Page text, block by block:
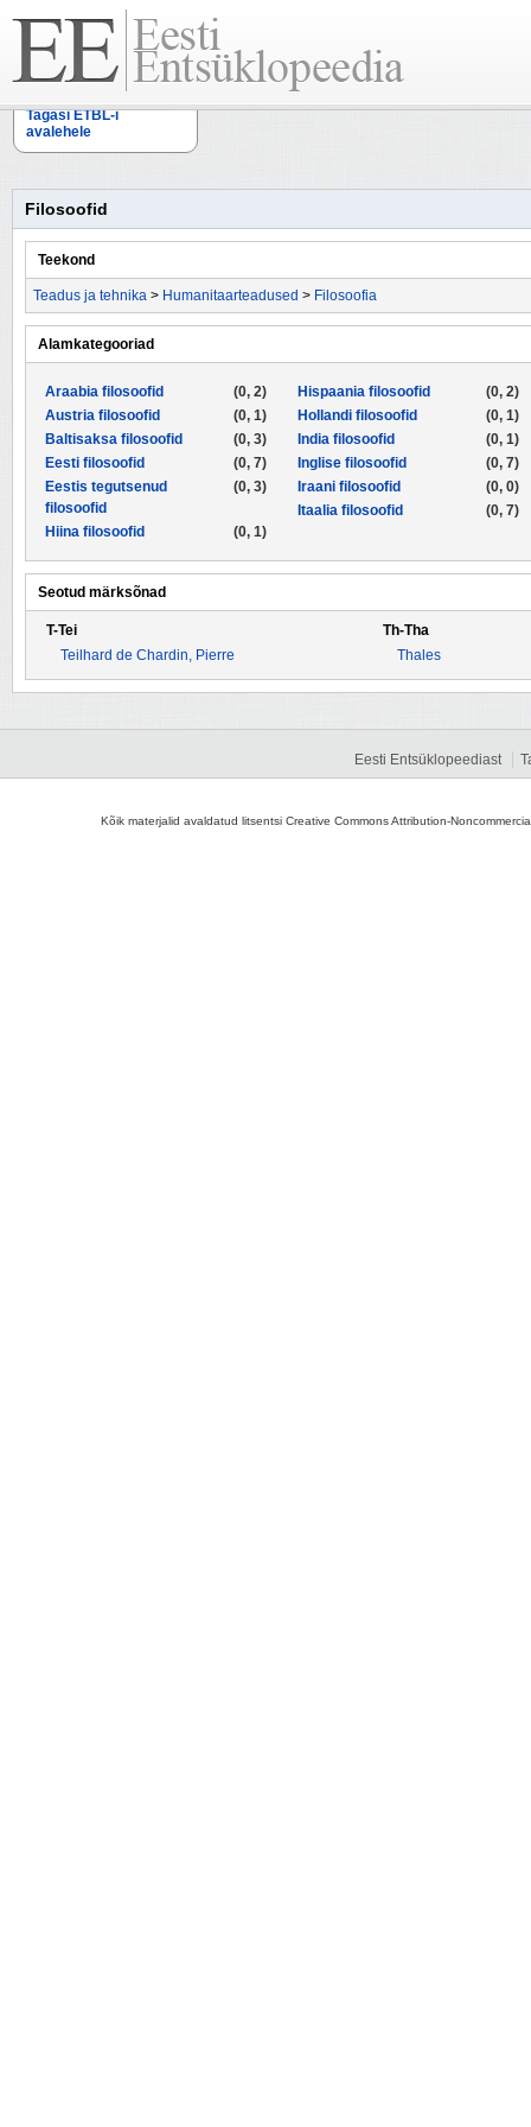
Tagasi ETBL-i
avalehele
Filosoofid
Teekond
Teadus ja tehnika > Humanitaarteadused > Filosoofia
Alamkategooriad
(0, 2)
Araabia filosoofid
(0, 1)
Austria filosoofid
(0, 3)
Baltisaksa filosoofid
(0, 7)
Eesti filosoofid
(0, 3)
Eestis tegutsenud
filosoofid
(0, 1)
Hiina filosoofid
(0, 2)
Hispaania filosoofid
(0, 1)
Hollandi filosoofid
(0, 1)
India filosoofid
(0, 7)
Inglise filosoofid
(0, 0)
Iraani filosoofid
(0, 7)
Itaalia filosoofid
Seotud märksõnad
T-Tei
Teilhard de Chardin, Pierre
Th-Tha
Thales
Eesti Entsüklopeediast
Kõik materjalid avaldatud litsentsi Creative Commons Attribution-